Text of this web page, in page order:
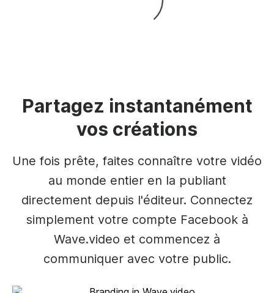
Partagez instantanément
vos créations
Une fois prête, faites connaître votre vidéo
au monde entier en la publiant
directement depuis l'éditeur. Connectez
simplement votre compte Facebook à
Wave.video et commencez à
communiquer avec votre public.